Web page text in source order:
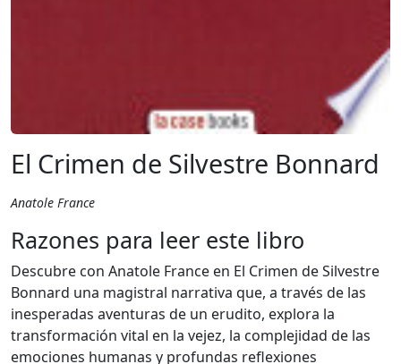
El Crimen de Silvestre Bonnard
Anatole France
Razones para leer este libro
Descubre con Anatole France en El Crimen de Silvestre
Bonnard una magistral narrativa que, a través de las
inesperadas aventuras de un erudito, explora la
transformación vital en la vejez, la complejidad de las
emociones humanas y profundas reflexiones